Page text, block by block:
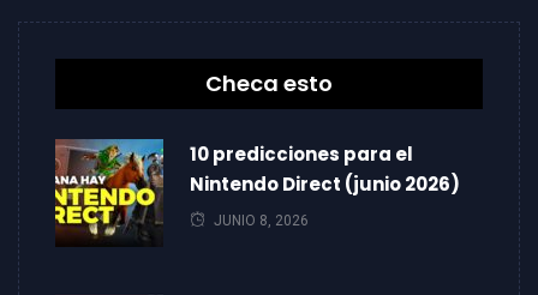
Checa esto
10 predicciones para el
Nintendo Direct (junio 2026)
JUNIO 8, 2026